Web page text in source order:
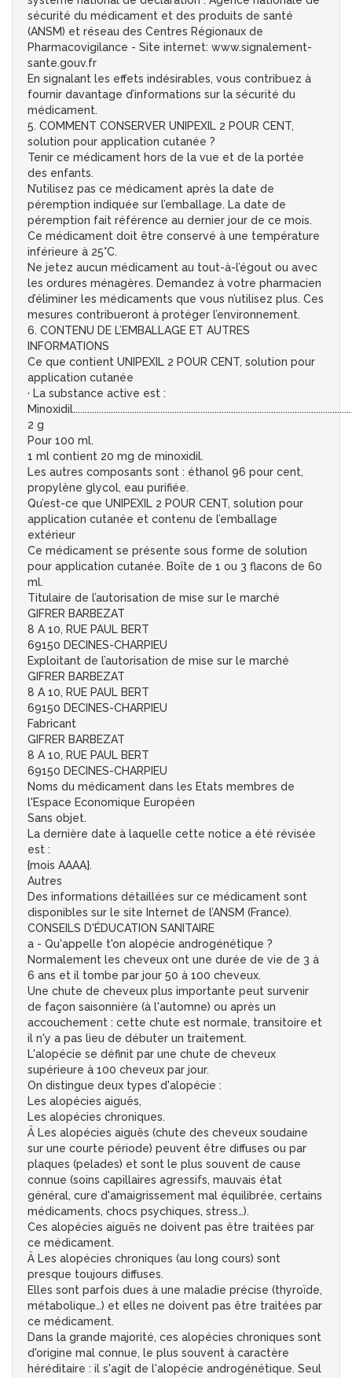
sécurité du médicament et des produits de santé
(ANSM) et réseau des Centres Régionaux de
Pharmacovigilance - Site internet: www.signalement-
sante.gouv.fr
En signalant les effets indésirables, vous contribuez à
fournir davantage d’informations sur la sécurité du
médicament.
5. COMMENT CONSERVER UNIPEXIL 2 POUR CENT,
solution pour application cutanée ?
Tenir ce médicament hors de la vue et de la portée
des enfants.
N’utilisez pas ce médicament après la date de
péremption indiquée sur l’emballage. La date de
péremption fait référence au dernier jour de ce mois.
Ce médicament doit être conservé à une température
inférieure à 25°C.
Ne jetez aucun médicament au tout-à-l’égout ou avec
les ordures ménagères. Demandez à votre pharmacien
d’éliminer les médicaments que vous n’utilisez plus. Ces
mesures contribueront à protéger l’environnement.
6. CONTENU DE L’EMBALLAGE ET AUTRES
INFORMATIONS
Ce que contient UNIPEXIL 2 POUR CENT, solution pour
application cutanée
· La substance active est :
2 g
Pour 100 ml.
1 ml contient 20 mg de minoxidil.
Les autres composants sont : éthanol 96 pour cent,
propylène glycol, eau purifiée.
Qu’est-ce que UNIPEXIL 2 POUR CENT, solution pour
application cutanée et contenu de l’emballage
extérieur
Ce médicament se présente sous forme de solution
pour application cutanée. Boîte de 1 ou 3 flacons de 60
ml.
Titulaire de l’autorisation de mise sur le marché
GIFRER BARBEZAT
8 A 10, RUE PAUL BERT
69150 DECINES-CHARPIEU
Exploitant de l’autorisation de mise sur le marché
GIFRER BARBEZAT
8 A 10, RUE PAUL BERT
69150 DECINES-CHARPIEU
Fabricant
GIFRER BARBEZAT
8 A 10, RUE PAUL BERT
69150 DECINES-CHARPIEU
Noms du médicament dans les Etats membres de
l'Espace Economique Européen
Sans objet.
La dernière date à laquelle cette notice a été révisée
est :
{mois AAAA}.
Autres
Des informations détaillées sur ce médicament sont
disponibles sur le site Internet de l’ANSM (France).
CONSEILS D'ÉDUCATION SANITAIRE
a - Qu'appelle t'on alopécie androgénétique ?
Normalement les cheveux ont une durée de vie de 3 à
6 ans et il tombe par jour 50 à 100 cheveux.
Une chute de cheveux plus importante peut survenir
de façon saisonnière (à l'automne) ou après un
accouchement : cette chute est normale, transitoire et
il n'y a pas lieu de débuter un traitement.
L'alopécie se définit par une chute de cheveux
supérieure à 100 cheveux par jour.
On distingue deux types d'alopécie :
Les alopécies aiguës,
Les alopécies chroniques.
Ä Les alopécies aiguës (chute des cheveux soudaine
sur une courte période) peuvent être diffuses ou par
plaques (pelades) et sont le plus souvent de cause
connue (soins capillaires agressifs, mauvais état
général, cure d'amaigrissement mal équilibrée, certains
médicaments, chocs psychiques, stress…).
Ces alopécies aiguës ne doivent pas être traitées par
ce médicament.
Ä Les alopécies chroniques (au long cours) sont
presque toujours diffuses.
Elles sont parfois dues à une maladie précise (thyroïde,
métabolique…) et elles ne doivent pas être traitées par
ce médicament.
Dans la grande majorité, ces alopécies chroniques sont
d'origine mal connue, le plus souvent à caractère
héréditaire : il s'agit de l'alopécie androgénétique. Seul